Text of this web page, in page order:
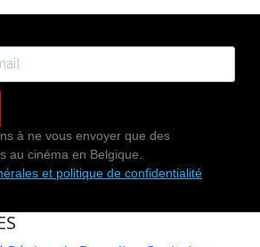
à ne vous envoyer que des
au cinéma en Belgique.
et politique de confidentialité